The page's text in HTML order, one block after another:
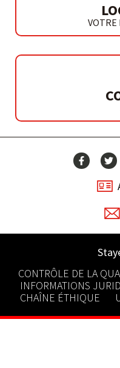
CONTRÔLE DE LA
INFORMATIONS
CHAÎNE ÉTHIQUE